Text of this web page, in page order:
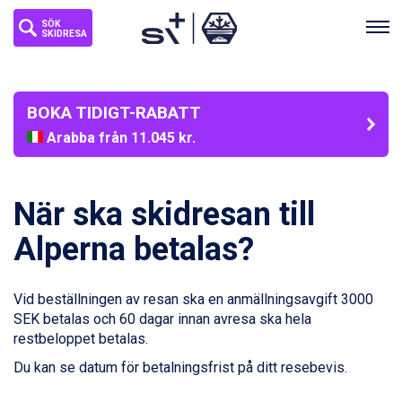
SÖK
SKIDRESA
BOKA TIDIGT-RABATT
Arabba från 11.045 kr.
La Thuile från 7.045 kr.
Sölden från 12.995 kr.
Bad Hofgastein från 8.595 kr.
Passo Tonale från 5.895 kr.
Saalbach från 9.445 kr.
Sestriere från 6.945 kr.
Ischgl från 11.295 kr.
Wagrain från 7.095 kr.
Val Thorens från 8.395 kr.
När ska skidresan till
Alperna betalas?
Vid beställningen av resan ska en anmällningsavgift 3000
SEK betalas och 60 dagar innan avresa ska hela
restbeloppet betalas.
Du kan se datum för betalningsfrist på ditt resebevis.